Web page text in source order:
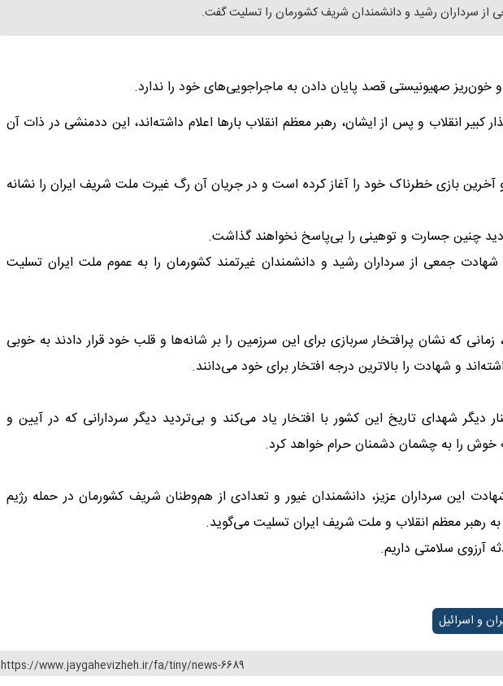
از سرداران رشید و دانشمندان شریف کشورمان را تسلیت گفت.
صهیونیستی قصد پایان دادن به ماجراجویی‌های خود را ندارد.
کبیر انقلاب و پس از ایشان، رهبر معظم انقلاب بارها اعلام داشته‌اند، این ددمنشی در ذات آن
بازی خطرناک خود را آغاز کرده است و در جریان آن رگ غیرت ملت شریف ایران را نشانه
چنین جسارت و توهینی را بی‌پاسخ نخواهند گذاشت.
جمعی از سرداران رشید و دانشمندان غیرتمند کشورمان را به عموم ملت ایران تسلیت
که نشان پرافتخار سربازی برای این سرزمین را بر شانه‌ها و قلب خود قرار دادند به خوبی
و شهادت را بالاترین درجه افتخار برای خود می‌دانند.
دیگر شهدای تاریخ این کشور با افتخار یاد می‌کند و بی‌تردید دیگر سردارانی که در آیین و
خوش را به چشمان دشمنان حرام خواهد کرد.
این سرداران عزیز، دانشمندان غیور و تعدادی از هم‌وطنان شریف کشورمان در حمله رژیم
رهبر معظم انقلاب و ملت شریف ایران تسلیت می‌گوید.
آرزوی سلامتی داریم.
و اسرائیل
https://www.jaygahevizheh.ir/fa/tiny/news-6689